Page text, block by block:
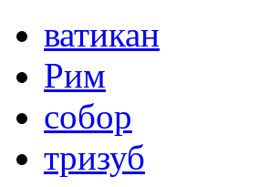
ватикан
Рим
собор
тризуб